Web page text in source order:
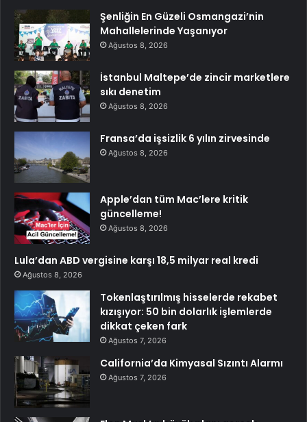
Şenliğin En Güzeli Osmangazi’nin
Mahallelerinde Yaşanıyor
Ağustos 8, 2026
İstanbul Maltepe’de zincir marketlere
sıkı denetim
Ağustos 8, 2026
Fransa’da işsizlik 6 yılın zirvesinde
Ağustos 8, 2026
Apple’dan tüm Mac’lere kritik
güncelleme!
Ağustos 8, 2026
Lula’dan ABD vergisine karşı 18,5 milyar real kredi
Ağustos 8, 2026
Tokenlaştırılmış hisselerde rekabet
kızışıyor: 50 bin dolarlık işlemlerde
dikkat çeken fark
Ağustos 7, 2026
California’da Kimyasal Sızıntı Alarmı
Ağustos 7, 2026